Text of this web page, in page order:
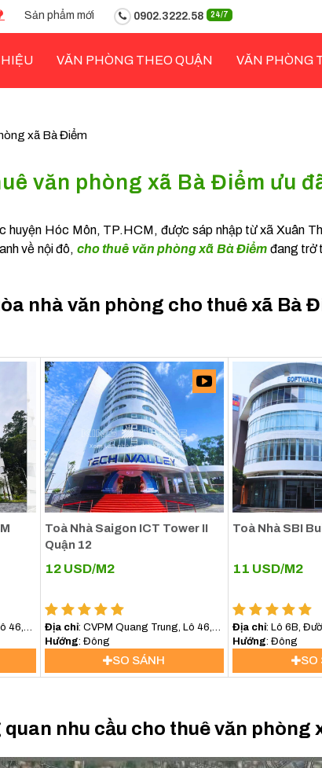
Sản phẩm mới 0902.3222.58 24/7
VĂN PHÒNG THEO QUẬN VĂN PHÒNG
xã Bà Điểm
văn phòng xã Bà Điểm ưu
huyện Hóc Môn, TP.HCM, được sáp nhập từ xã Xuân
về nội đô, cho thuê văn phòng xã Bà Điểm đang trở
nhà văn phòng cho thuê xã Bà
46,
Minh
Toà Nhà Saigon ICT Tower II
Quận 12
12USD/M2
Địa chỉ: CVPM Quang Trung, Lô 46,
Tân Chánh Hiệp, Quận 12, Hồ Chí Minh
Hướng : Đông
SO SÁNH
Toà Nhà SBI
11 USD/M2
Địa chỉ: Lô 6B,
Tân Chánh Hiệp,
Hướng : Đông
SO
nhu cầu cho thuê văn phòng